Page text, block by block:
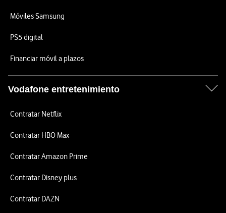
Móviles Samsung
PS5 digital
Financiar móvil a plazos
Vodafone entretenimiento
Contratar Netflix
Contratar HBO Max
Contratar Amazon Prime
Contratar Disney plus
Contratar DAZN